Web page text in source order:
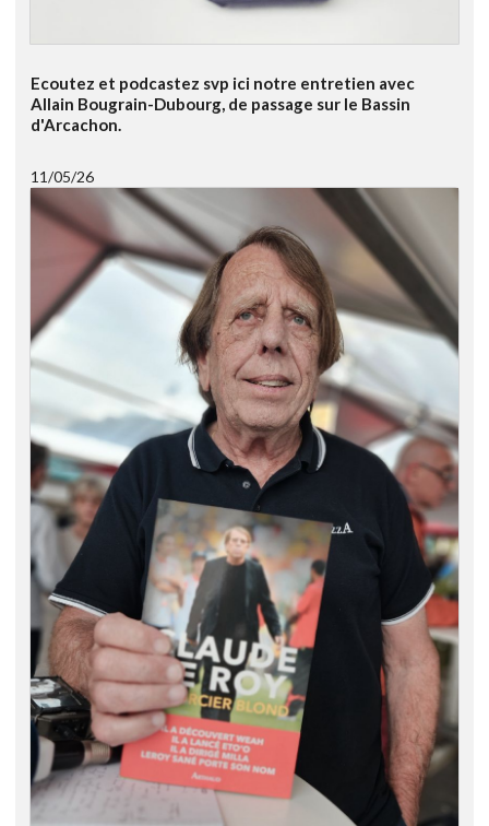
Ecoutez et podcastez svp ici notre entretien avec
Allain Bougrain-Dubourg, de passage sur le Bassin
d'Arcachon.
11/05/26